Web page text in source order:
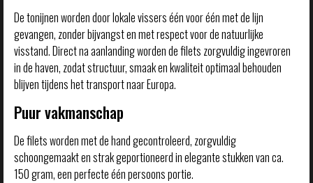
De tonijnen worden door lokale vissers één voor één met de lijn
gevangen, zonder bijvangst en met respect voor de natuurlijke
visstand. Direct na aanlanding worden de filets zorgvuldig ingevroren
in de haven, zodat structuur, smaak en kwaliteit optimaal behouden
blijven tijdens het transport naar Europa.
Puur vakmanschap
De filets worden met de hand gecontroleerd, zorgvuldig
schoongemaakt en strak geportioneerd in elegante stukken van ca.
150 gram, een perfecte één persoons portie.